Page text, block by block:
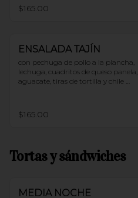
$165.00
ENSALADA TAJÍN
con pechuga de pollo a la plancha,
lechuga, cuadritos de queso panela,
aguacate, tiras de tortilla y chile
$165.00
Tortas y sándwiches
MEDIA NOCHE